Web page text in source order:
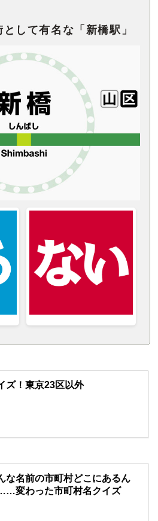
して有名な「新橋駅」
ズ！東京23区以外
な名前の市町村どこにあるん
変わった市町村名クイズ